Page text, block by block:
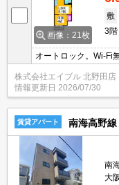
画像：21枚
敷
3階
オートロック。Wi-Fi
株式会社エイブル 北野田店
情報更新日 2026/07/30
賃貸アパート 南海高野
南
大